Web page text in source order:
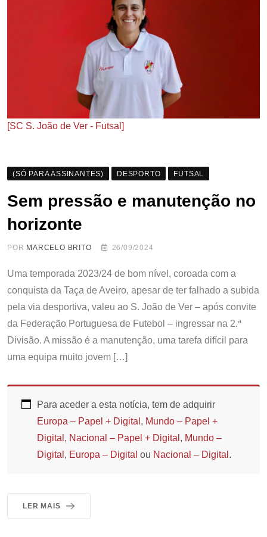
[SC S. João de Ver - Futsal]
(SÓ PARA ASSINANTES) DESPORTO FUTSAL
Sem pressão e manutenção no
horizonte
POR MARCELO BRITO 26/09/2024
Uma temporada 2023/24 de bom nível, coroada com a
conquista da Taça de Aveiro, apesar de ter falhado a subida
pela via desportiva, valeu ao S. João de Ver – após convite
da Federação Portuguesa de Futebol – ingressar na 2.ª
Divisão. A missão é a manutenção, uma tarefa difícil para
uma equipa muito jovem […]
Para aceder a esta notícia, tem de adquirir
Europa – Papel + Digital , Mundo – Papel +
Digital , Nacional – Papel + Digital , Mundo –
Digital , Europa – Digital ou Nacional – Digital .
LER MAIS